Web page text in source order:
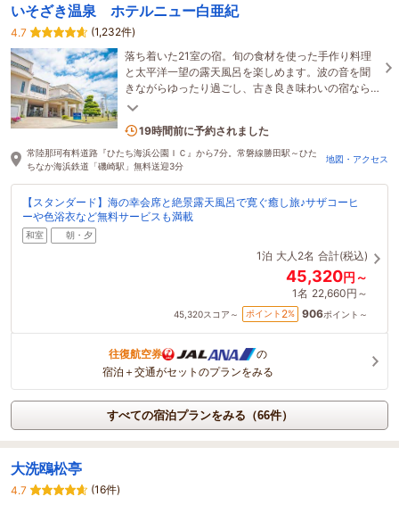
いそざき温泉 ホテルニュー白亜紀
4.7
(1,232件)
落ち着いた21室の宿。旬の食材を使った手作り料理
と太平洋一望の露天風呂を楽しめます。波の音を聞
きながらゆったり過ごし、古き良き味わいの宿なら
ではの、自然体でリラックスできる時間をお楽しみ
7名がこの宿を見ています
19時間前に予約されました
常陸那珂有料道路『ひたち海浜公園ＩＣ』から7分。常磐線勝田駅～ひた
ちなか海浜鉄道「磯崎駅」無料送迎3分
地図・アクセス
【スタンダード】海の幸会席と絶景露天風呂で寛ぐ癒し旅♪サザコーヒ
ーや色浴衣など無料サービスも満載
和室 朝・夕
1泊 大人2名 合計(税込)
45,320円～
1名 22,660円～
45,320スコア～ ポイント 2% 906ポイント～
往復航空券
の
宿泊＋交通がセットのプランをみる
すべての宿泊プランをみる（66件）
大洗鴎松亭
4.7
(16件)